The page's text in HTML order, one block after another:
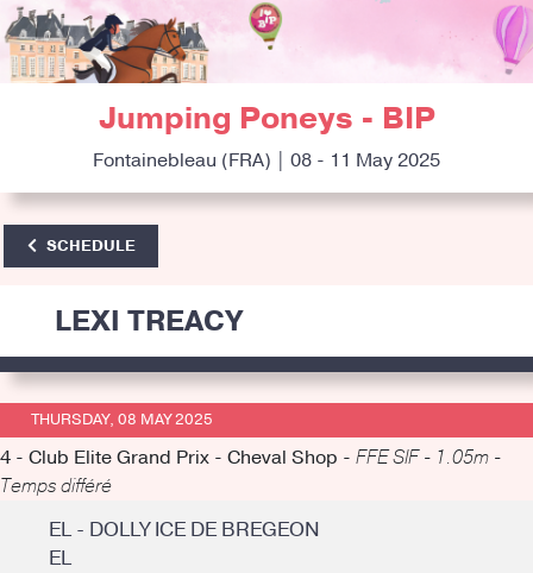
Jumping Poneys - BIP
Fontainebleau (FRA) | 08 - 11 May 2025
SCHEDULE
LEXI TREACY
THURSDAY, 08 MAY 2025
4 - Club Elite Grand Prix - Cheval Shop - FFE SIF - 1.05m -
Temps différé
EL - DOLLY ICE DE BREGEON
EL